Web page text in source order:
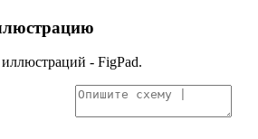
- FigPad.